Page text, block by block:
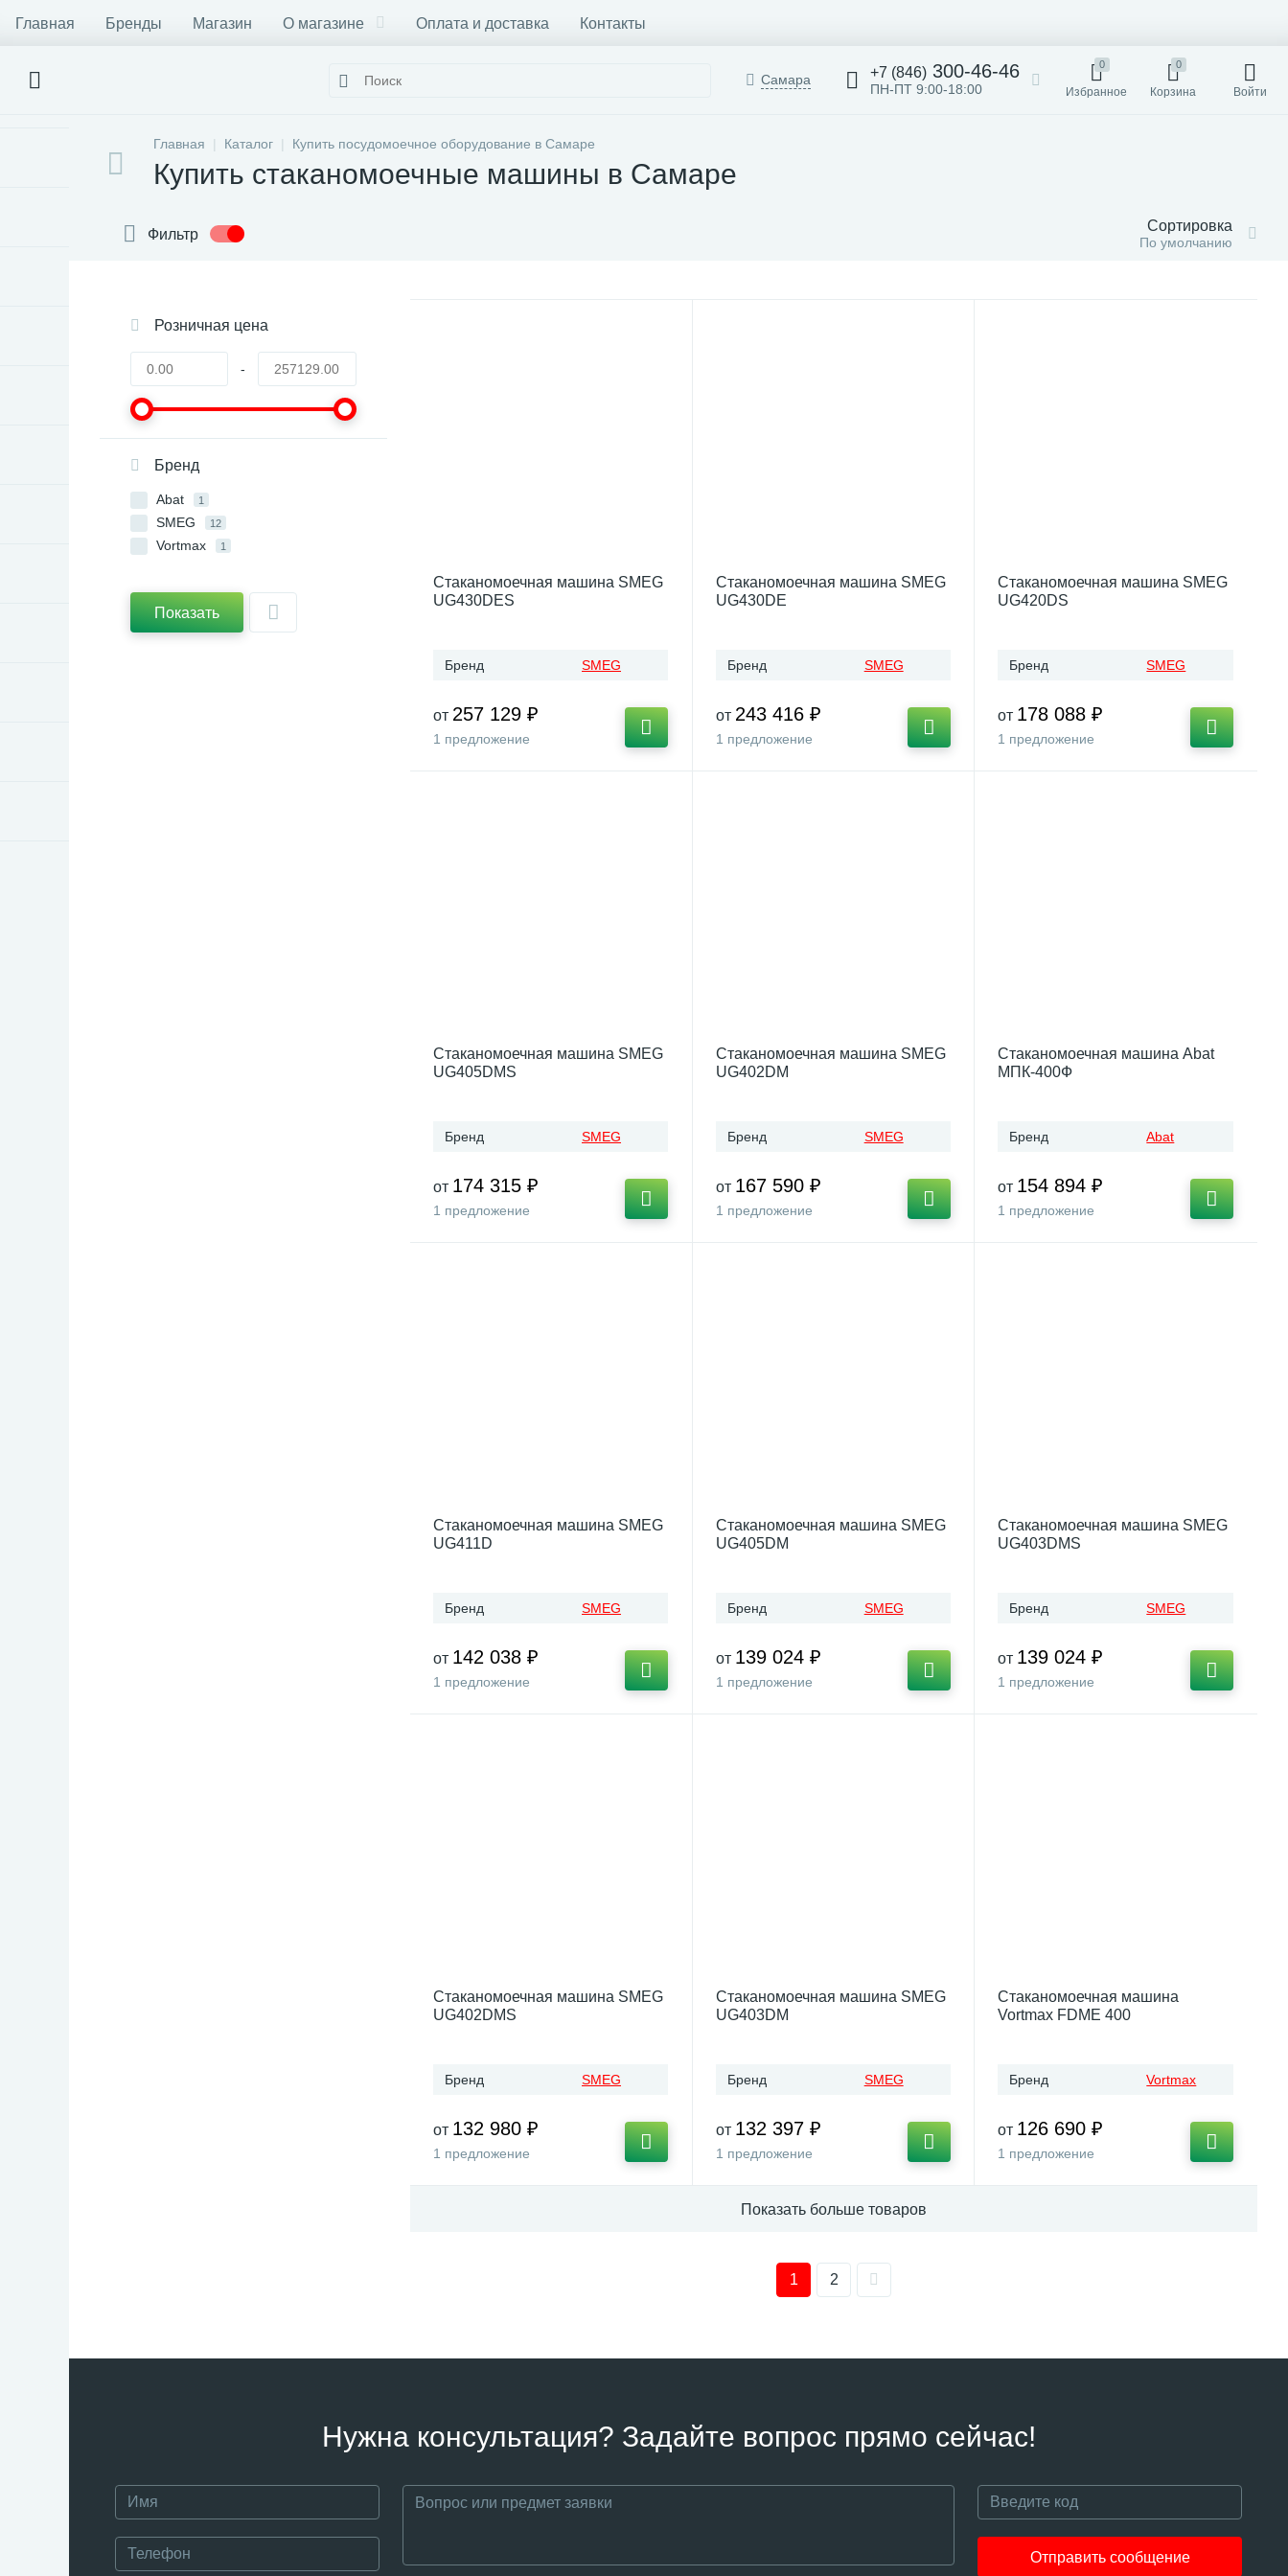
Главная Бренды Магазин О магазине Оплата и доставка Контакты
Самара +7 (846) 300-46-46
ПН-ПТ 9:00-18:00
0
Избранное
0
Корзина Войти
Главная Каталог Купить посудомоечное оборудование в Самаре
Купить стаканомоечные машины в Самаре
Фильтр Сортировка
По умолчанию
Розничная цена
-
Бренд
Abat 1
SMEG 12
Vortmax 1
Показать
Стаканомоечная машина SMEG
UG430DES
Бренд SMEG
от 257 129 ₽
1 предложение
Стаканомоечная машина SMEG
UG430DE
Бренд SMEG
от 243 416 ₽
1 предложение
Стаканомоечная машина SMEG
UG420DS
Бренд SMEG
от 178 088 ₽
1 предложение
Стаканомоечная машина SMEG
UG405DMS
Бренд SMEG
от 174 315 ₽
1 предложение
Стаканомоечная машина SMEG
UG402DM
Бренд SMEG
от 167 590 ₽
1 предложение
Стаканомоечная машина Abat
МПК-400Ф
Бренд Abat
от 154 894 ₽
1 предложение
Стаканомоечная машина SMEG
UG411D
Бренд SMEG
от 142 038 ₽
1 предложение
Стаканомоечная машина SMEG
UG405DM
Бренд SMEG
от 139 024 ₽
1 предложение
Стаканомоечная машина SMEG
UG403DMS
Бренд SMEG
от 139 024 ₽
1 предложение
Стаканомоечная машина SMEG
UG402DMS
Бренд SMEG
от 132 980 ₽
1 предложение
Стаканомоечная машина SMEG
UG403DM
Бренд SMEG
от 132 397 ₽
1 предложение
Стаканомоечная машина
Vortmax FDME 400
Бренд Vortmax
от 126 690 ₽
1 предложение
Показать больше товаров
1 2
Нужна консультация? Задайте вопрос прямо сейчас!
Отправить сообщение